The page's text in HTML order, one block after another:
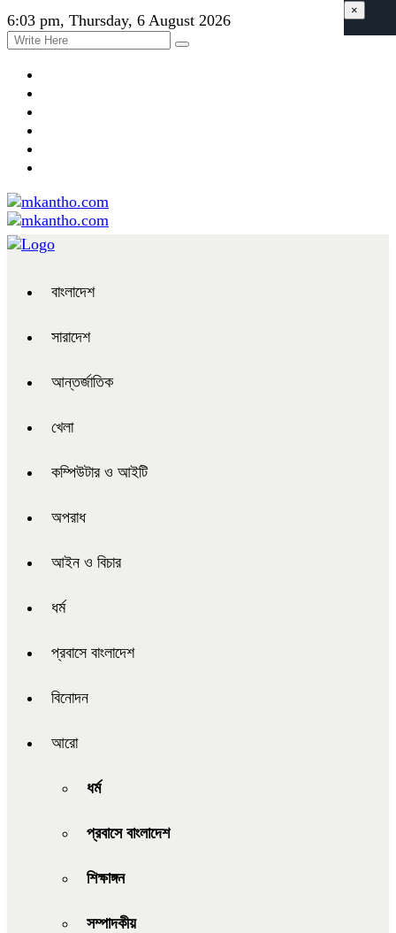
6:03 pm, Thursday, 6 August 2026
বাংলাদেশ
সারাদেশ
আন্তর্জাতিক
খেলা
কম্পিউটার ও আইটি
অপরাধ
আইন ও বিচার
ধর্ম
প্রবাসে বাংলাদেশ
বিনোদন
আরো
ধর্ম
প্রবাসে বাংলাদেশ
শিক্ষাঙ্গন
সম্পাদকীয়
×